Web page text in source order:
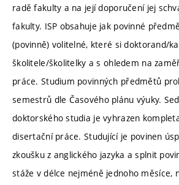
radě fakulty a na její doporučení jej
fakulty. ISP obsahuje jak povinné
(povinně) volitelné, které si doktorand/
školitele/školitelky a s ohledem na
práce. Studium povinných předmětů
semestrů dle Časového plánu výuky.
doktorského studia je vyhrazen
disertační práce. Studující je povinen
zkoušku z anglického jazyka a splnit
stáže v délce nejméně jednoho měsíce,